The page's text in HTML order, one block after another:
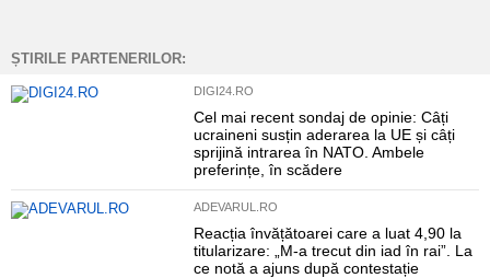
ȘTIRILE PARTENERILOR:
DIGI24.RO
Cel mai recent sondaj de opinie: Câți
ucraineni susțin aderarea la UE și câți
sprijină intrarea în NATO. Ambele
preferințe, în scădere
ADEVARUL.RO
Reacția învățătoarei care a luat 4,90 la
titularizare: „M-a trecut din iad în rai”. La
ce notă a ajuns după contestație